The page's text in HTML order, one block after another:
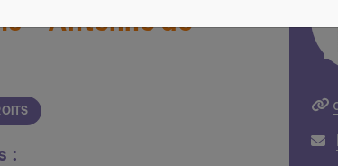
- Antenne de
: